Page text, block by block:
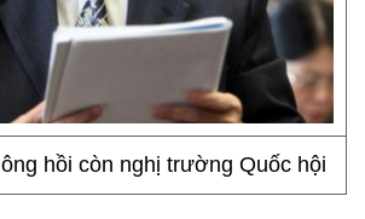
hồi còn nghị trường Quốc hội